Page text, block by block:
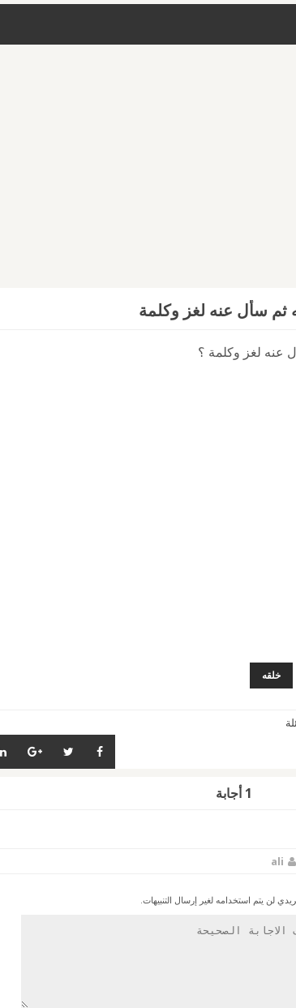
ثم سأل عنه لغز وكلمة
عنه لغز وكلمة ؟
خلقه
1 أجابة
ali
لن يتم استخدامه لغير إرسال التنبيهات.